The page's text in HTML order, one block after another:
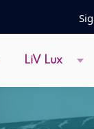
LiV Lux